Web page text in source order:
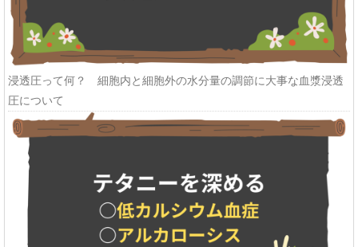
浸透圧って何？ 細胞内と細胞外の水分量の調節に大事な血漿浸透
圧について